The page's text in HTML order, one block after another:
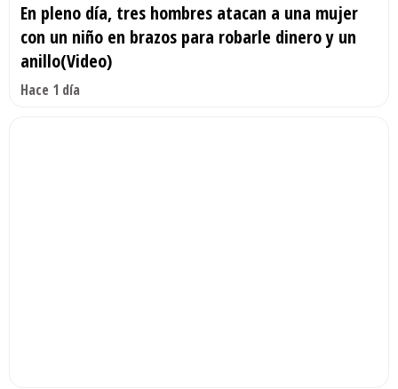
En pleno día, tres hombres atacan a una mujer
con un niño en brazos para robarle dinero y un
anillo(Video)
Hace 1 día